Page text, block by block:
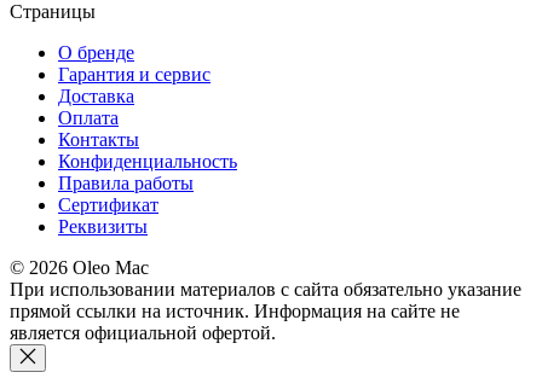
Страницы
О бренде
Гарантия и сервис
Доставка
Оплата
Контакты
Конфиденциальность
Правила работы
Сертификат
Реквизиты
© 2026 Oleo Mac
При использовании материалов с сайта обязательно указание
прямой ссылки на источник. Информация на сайте не
является официальной офертой.